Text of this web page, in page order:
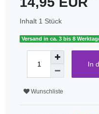
Inhalt 1 Stück
Versand in ca. 3 bis 8
In
Wunschliste